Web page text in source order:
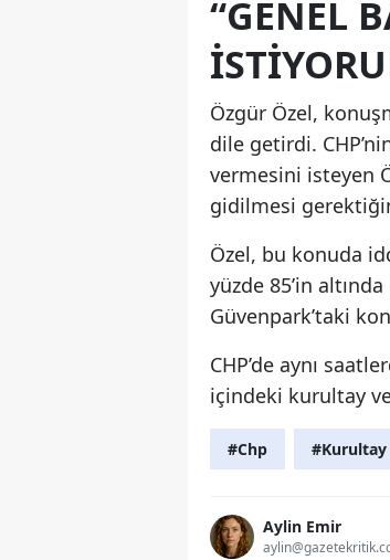
“GENEL
Özgür Özel,
dile getirdi.
vermesini isteyen
gidilmesi
Özel, bu konuda
yüzde 85’in
Güvenpark’taki
CHP’de aynı
içindeki kurultay
#Chp #Kurultay
Aylin Emir